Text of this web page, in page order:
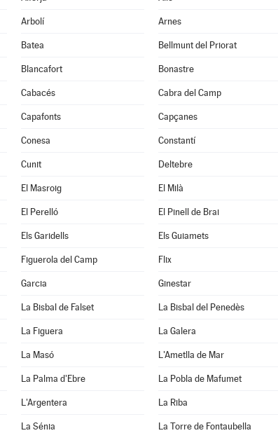
Arbolí Arnes
Batea Bellmunt del Priorat
Blancafort Bonastre
Cabacés Cabra del Camp
Capafonts Capçanes
Conesa Constantí
Cunit Deltebre
El Masroig El Milà
El Perelló El Pinell de Brai
Els Garidells Els Guiamets
Figuerola del Camp Flix
Garcia Ginestar
La Bisbal de Falset La Bisbal del Penedès
La Figuera La Galera
La Masó L'Ametlla de Mar
La Palma d'Ebre La Pobla de Mafumet
L'Argentera La Riba
La Sénia La Torre de Fontaubella